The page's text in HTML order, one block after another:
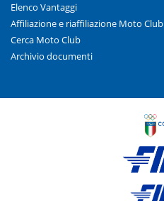
Elenco Vantaggi
Affiliazione e riaffiliazione Moto Club
Cerca Moto Club
Archivio documenti